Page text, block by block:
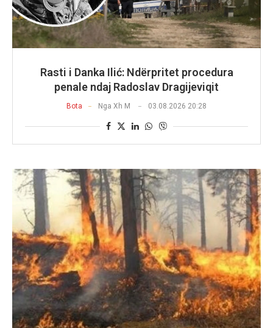
Rasti i Danka Ilić: Ndërpritet procedura
penale ndaj Radoslav Dragijeviqit
Bota Nga Xh M 03.08.2026 20:28